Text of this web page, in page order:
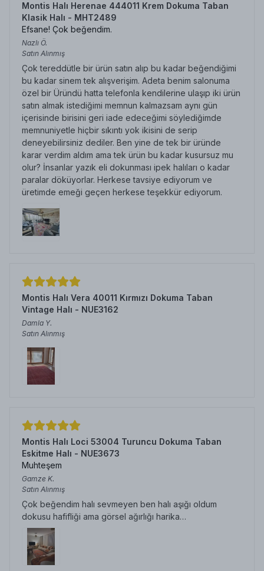
Montis Halı Herenae 444011 Krem Dokuma Taban
Klasik Halı - MHT2489
Efsane! Çok beğendim.
Nazlı Ö.
Satın Alınmış
Çok tereddütle bir ürün satın alıp bu kadar beğendiğimi
bu kadar sinem tek alışverişim. Adeta benim salonuma
özel bir Üründü hatta telefonla kendilerine ulaşıp iki ürün
satın almak istediğimi memnun kalmazsam aynı gün
içerisinde birisini geri iade edeceğimi söylediğimde
memnuniyetle hiçbir sıkıntı yok ikisini de serip
deneyebilirsiniz dediler. Ben yine de tek bir üründe
karar verdim aldım ama tek ürün bu kadar kusursuz mu
olur? İnsanlar yazık eli dokunması ipek halıları o kadar
paralar döküyorlar. Herkese tavsiye ediyorum ve
üretimde emeği geçen herkese teşekkür ediyorum.
Montis Halı Vera 40011 Kırmızı Dokuma Taban
Vintage Halı - NUE3162
Damla Y.
Satın Alınmış
Montis Halı Loci 53004 Turuncu Dokuma Taban
Eskitme Halı - NUE3673
Muhteşem
Gamze K.
Satın Alınmış
Çok beğendim halı sevmeyen ben halı aşığı oldum
dokusu hafifliği ama görsel ağırlığı harika…